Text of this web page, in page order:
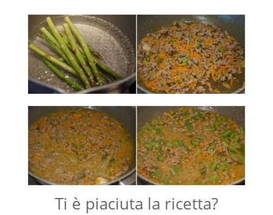
Ti è piaciuta la ricetta?